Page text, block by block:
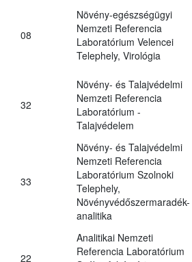
08
Növény-egészségügyi
Nemzeti Referencia
Laboratórium Velencei
Telephely, Virológia
32
Növény- és Talajvédelmi
Nemzeti Referencia
Laboratórium -
Talajvédelem
33
Növény- és Talajvédelmi
Nemzeti Referencia
Laboratórium Szolnoki
Telephely,
Növényvédőszermaradék-
analitika
22
Analitikai Nemzeti
Referencia Laboratórium